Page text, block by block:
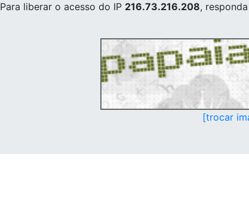
Para liberar o acesso do IP 216.73.216.208,
[trocar